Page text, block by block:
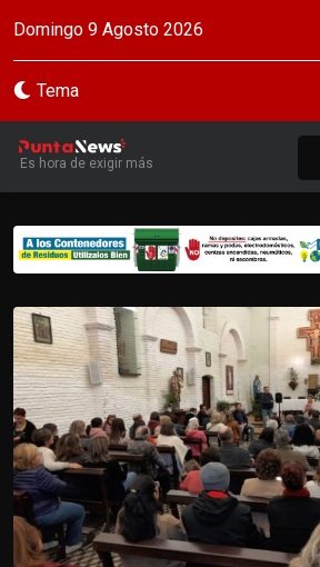
Domingo 9 Agosto 2026
Tema
Es hora de exigir más